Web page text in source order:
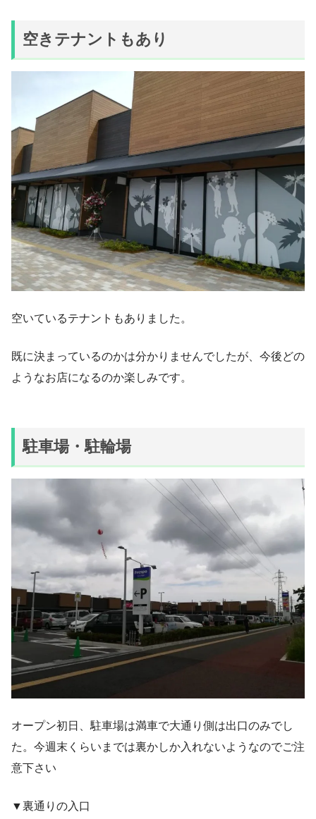
空きテナントもあり
空いているテナントもありました。
既に決まっているのかは分かりませんでしたが、今後どの
ようなお店になるのか楽しみです。
駐車場・駐輪場
オープン初日、駐車場は満車で大通り側は出口のみでし
た。今週末くらいまでは裏かしか入れないようなのでご注
意下さい
▼裏通りの入口